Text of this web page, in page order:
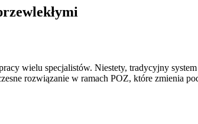
wielu specjalistów. Niestety, tradycyjny
rozwiązanie w ramach POZ, które zmienia